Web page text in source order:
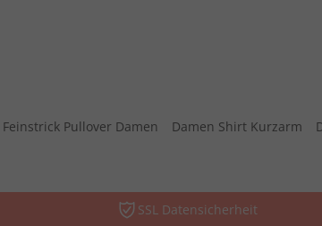
Feinstrick Pullover Damen Damen Shirt Kurzarm
SSL Datensicherheit